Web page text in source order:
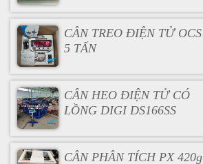
CÂN TREO ĐIỆN TỬ OCS
5 TẤN
CÂN HEO ĐIỆN TỬ CÓ
LỒNG DIGI DS166SS
CÂN PHÂN TÍCH PX 420g